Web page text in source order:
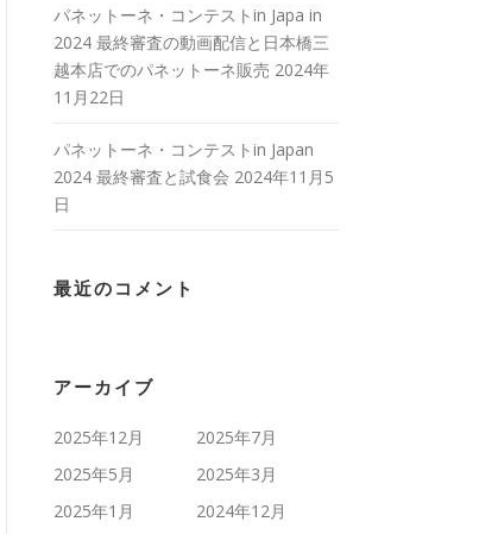
パネットーネ・コンテストin Japa in
2024 最終審査の動画配信と日本橋三
越本店でのパネットーネ販売 2024年
11月22日
パネットーネ・コンテストin Japan
2024 最終審査と試食会 2024年11月5
日
最近のコメント
アーカイブ
2025年12月
2025年7月
2025年5月
2025年3月
2025年1月
2024年12月